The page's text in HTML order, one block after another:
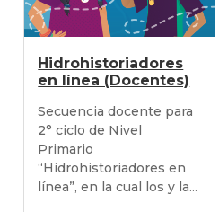
Hidrohistoriadores
en línea (Docentes)
Secuencia docente para
2° ciclo de Nivel
Primario
“Hidrohistoriadores en
línea”, en la cual los y la...